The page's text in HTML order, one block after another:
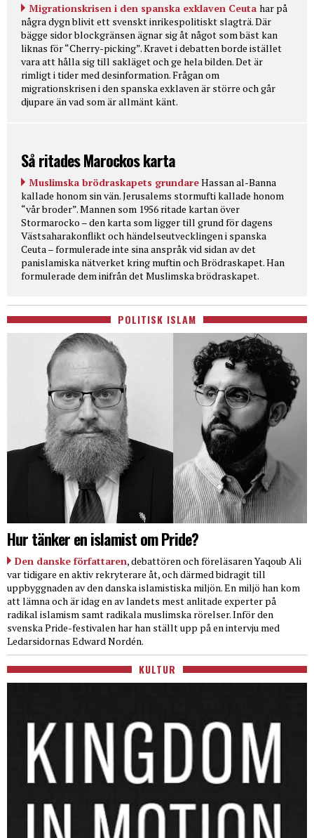
Migrationskrisen i den spanska exklaven Ceuta har på
några dygn blivit ett svenskt inrikespolitiskt slagträ. Där
bägge sidor blockgränsen ägnar sig åt något som bäst kan
liknas för “Cherry-picking”. Kravet i debatten borde istället
vara att hålla sig till sakläget och ge hela bilden. Det är
rimligt i tider med desinformation. Frågan om
migrationskrisen i den spanska exklaven är större och går
djupare än vad som är allmänt känt.
Så ritades Marockos karta
Muslimska brödraskapets grundareHassan al-Banna
kallade honom sin vän. Jerusalems stormufti kallade honom
“vår broder”. Mannen som 1956 ritade kartan över
Stormarocko – den karta som ligger till grund för dagens
Västsaharakonflikt och händelseutvecklingen i spanska
Ceuta – formulerade inte sina anspråk vid sidan av det
panislamiska nätverket kring muftin och Brödraskapet. Han
formulerade dem inifrån det Muslimska brödraskapet.
POLITISK ISLAM
Hur tänker en islamist om Pride?
Den danske författaren, debattören och föreläsaren Yaqoub Ali
var tidigare en aktiv rekryterare åt, och därmed bidragit till
uppbyggnaden av den danska islamistiska miljön. En miljö han kom
att lämna och är idag en av landets mest anlitade experter på
radikal islamism samt radikala muslimska rörelser. Inför den
svenska Pride-festivalen har han ställt upp på en intervju med
Ledarsidornas Edward Nordén.
KULTUR